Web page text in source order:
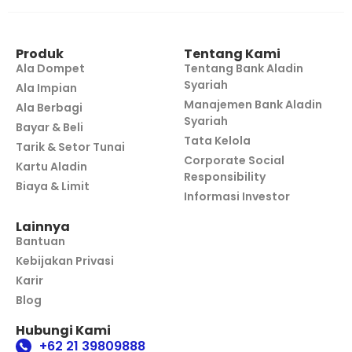
Produk
Ala Dompet
Ala Impian
Ala Berbagi
Bayar & Beli
Tarik & Setor Tunai
Kartu Aladin
Biaya & Limit
Tentang Kami
Tentang Bank Aladin
Syariah
Manajemen Bank Aladin
Syariah
Tata Kelola
Corporate Social
Responsibility
Informasi Investor
Lainnya
Bantuan
Kebijakan Privasi
Karir
Blog
Hubungi Kami
+62 21 39809888